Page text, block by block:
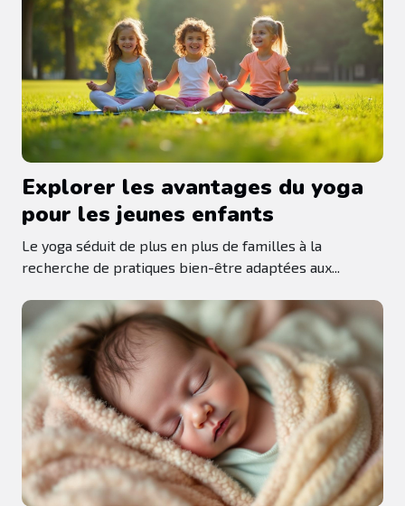
Explorer les avantages du yoga
pour les jeunes enfants
Le yoga séduit de plus en plus de familles à la
recherche de pratiques bien-être adaptées aux...